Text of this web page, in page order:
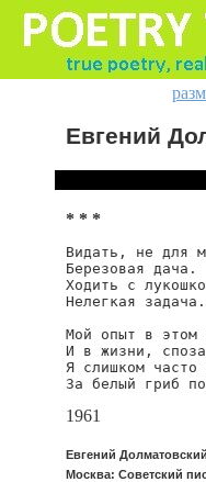
Евгений
* * *
Видать, не для
Березовая дача.
Ходить с
Нелегкая задача.
Мой опыт в этом
И в жизни,
Я слишком часто
За белый гриб
1961
Евгений
Москва: Советский